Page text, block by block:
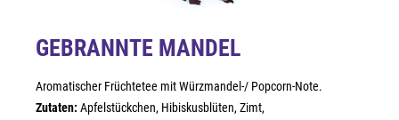
GEBRANNTE MANDEL
Aromatischer Früchtetee mit Würzmandel-/ Popcorn-Note.
Zutaten: Apfelstückchen, Hibiskusblüten, Zimt,